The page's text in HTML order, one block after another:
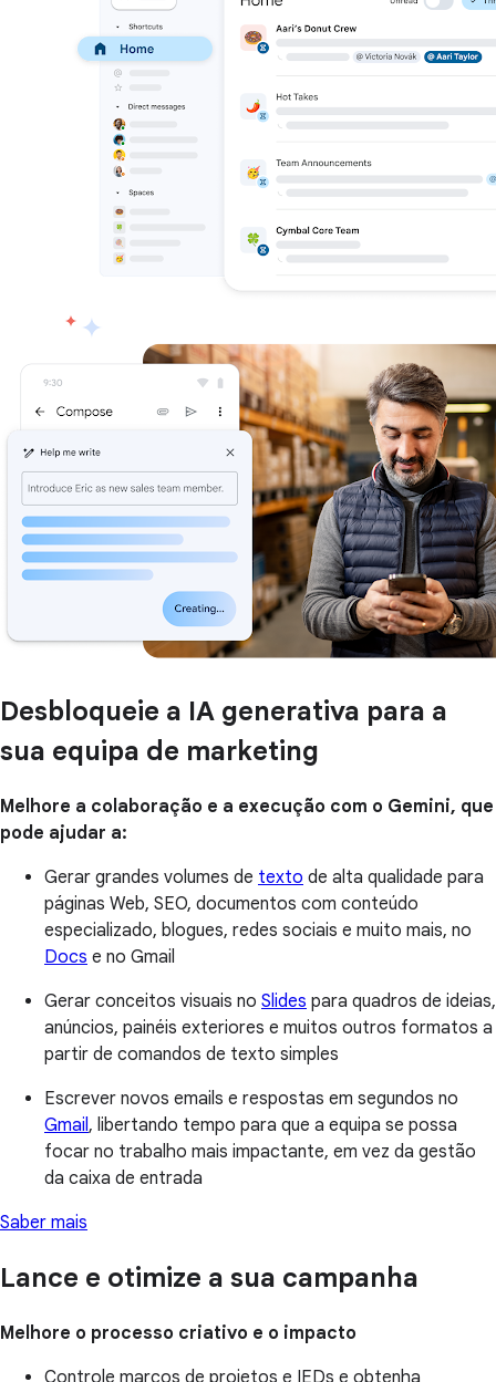
Desbloqueie a IA generativa para a
sua equipa de marketing
Melhore a colaboração e a execução com o Gemini, que
pode ajudar a:
Gerar grandes volumes de texto de alta qualidade para
páginas Web, SEO, documentos com conteúdo
especializado, blogues, redes sociais e muito mais, no
Docs e no Gmail
Gerar conceitos visuais no Slides para quadros de ideias,
anúncios, painéis exteriores e muitos outros formatos a
partir de comandos de texto simples
Escrever novos emails e respostas em segundos no
Gmail, libertando tempo para que a equipa se possa
focar no trabalho mais impactante, em vez da gestão
da caixa de entrada
Saber mais
Lance e otimize a sua campanha
Melhore o processo criativo e o impacto